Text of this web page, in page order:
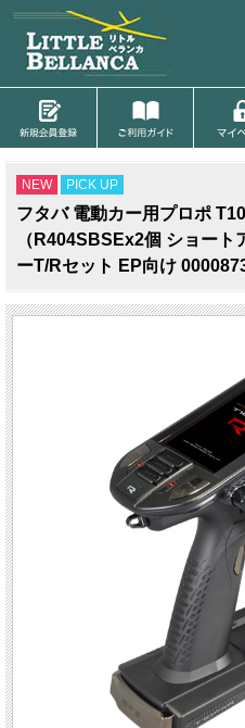
NEW PICK UP
フタバ 電動カー用プロポ
（R404SBSEx2個 ショー
ーT/Rセット EP向け